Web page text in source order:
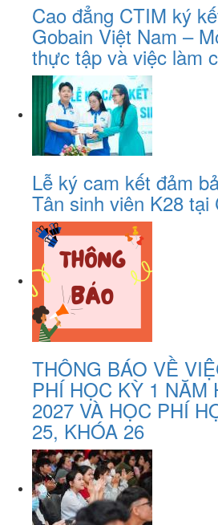
Cao đẳng CTIM ký
Gobain Việt Nam –
thực tập và việc làm
Lễ ký cam kết đảm
Tân sinh viên K28 tại
THÔNG BÁO VỀ
PHÍ HỌC KỲ 1 NĂM
2027 VÀ HỌC PHÍ
25, KHÓA 26